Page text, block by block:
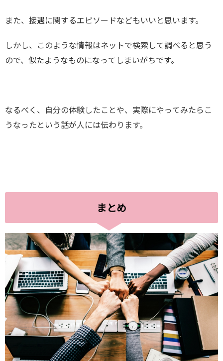
また、接遇に関するエピソードなどもいいと思います。
しかし、このような情報はネットで検索して調べると思う
ので、似たようなものになってしまいがちです。
なるべく、自分の体験したことや、実際にやってみたらこ
うなったという話が人には伝わります。
まとめ